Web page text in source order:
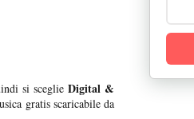
si sceglie Digital &
gratis scaricabile da